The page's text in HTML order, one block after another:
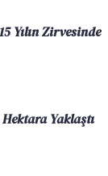
Yılın Zirvesinde
Yaklaştı